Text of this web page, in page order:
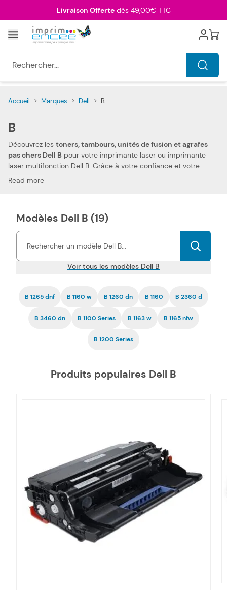
Livraison Offertedès 49,00€ TTC
Menu Cart
Accueil > Marques > Dell > B
B
Découvrez les toners, tambours, unités de fusion et agrafes
pas chers Dell B pour votre imprimante laser ou imprimante
laser multifonction Dell B. Grâce à votre confiance et votre
fidélité, nous pouvons aujourd'hui vous offrir
d'imprimer tous types de documents, à des prix très
économiques.La compatibilité de nos toners et cartouches
par une certification ISO, tout
comme la fiabilité.
Read more
Modèles Dell B (19)
Voir tous les modèles Dell B
B 1265 dnf B 1160 w B 1260 dn B 1160 B 2360 d
B 3460 dn B 1100 Series B 1163 w B 1165 nfw
B 1200 Series
Produits populaires Dell B